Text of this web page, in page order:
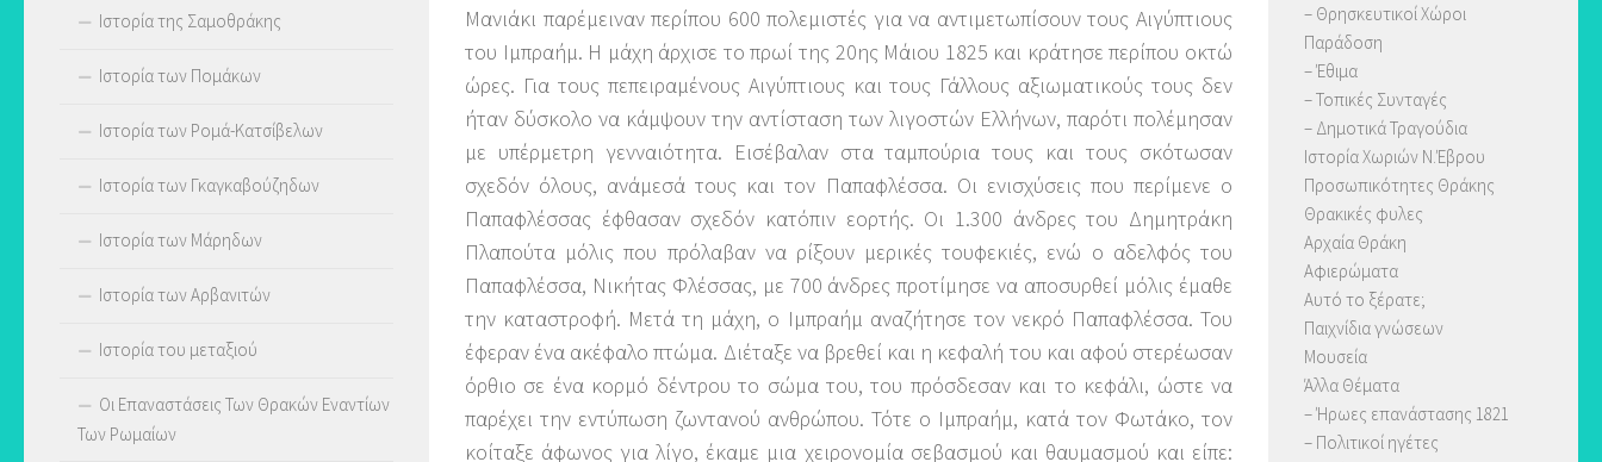
Μανιάκι παρέμειναν περίπου 600 πολεμιστές για να αντιμετωπίσουν τους Αιγύπτιους
του Ιμπραήμ. Η μάχη άρχισε το πρωί της 20ης Μάιου 1825 και κράτησε περίπου οκτώ
ώρες. Για τους πεπειραμένους Αιγύπτιους και τους Γάλλους αξιωματικούς τους δεν
ήταν δύσκολο να κάμψουν την αντίσταση των λιγοστών Ελλήνων, παρότι πολέμησαν
με υπέρμετρη γενναιότητα. Εισέβαλαν στα ταμπούρια τους και τους σκότωσαν
σχεδόν όλους, ανάμεσά τους και τον Παπαφλέσσα. Οι ενισχύσεις που περίμενε ο
Παπαφλέσσας έφθασαν σχεδόν κατόπιν εορτής. Οι 1.300 άνδρες του Δημητράκη
Πλαπούτα μόλις που πρόλαβαν να ρίξουν μερικές τουφεκιές, ενώ ο αδελφός του
Παπαφλέσσα, Νικήτας Φλέσσας, με 700 άνδρες προτίμησε να αποσυρθεί μόλις έμαθε
την καταστροφή. Μετά τη μάχη, ο Ιμπραήμ αναζήτησε τον νεκρό Παπαφλέσσα. Του
έφεραν ένα ακέφαλο πτώμα. Διέταξε να βρεθεί και η κεφαλή του και αφού στερέωσαν
όρθιο σε ένα κορμό δέντρου το σώμα του, του πρόσδεσαν και το κεφάλι, ώστε να
παρέχει την εντύπωση ζωντανού ανθρώπου. Τότε ο Ιμπραήμ, κατά τον Φωτάκο, τον
κοίταξε άφωνος για λίγο, έκαμε μια χειρονομία σεβασμού και θαυμασμού και είπε:
Ιστορία της Σαμοθράκης
Ιστορία των Πομάκων
Ιστορία των Ρομά-Κατσίβελων
Ιστορία των Γκαγκαβούζηδων
Ιστορία των Μάρηδων
Ιστορία των Αρβανιτών
Ιστορία του μεταξιού
Οι Επαναστάσεις Των Θρακών Εναντίων
Των Ρωμαίων
– Θρησκευτικοί Χώροι
Παράδοση
– Έθιμα
– Τοπικές Συνταγές
– Δημοτικά Τραγούδια
Ιστορία Χωριών Ν.Έβρου
Προσωπικότητες Θράκης
Θρακικές φυλες
Αρχαία Θράκη
Αφιερώματα
Αυτό το ξέρατε;
Παιχνίδια γνώσεων
Μουσεία
Άλλα Θέματα
– Ήρωες επανάστασης 1821
– Πολιτικοί ηγέτες